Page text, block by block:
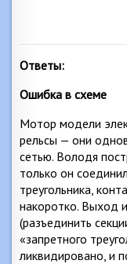
Ответы:
Ошибка в схеме
Мотор модели
рельсы — они
сетью. Володя
только он
треугольника,
накоротко. Выход
(разъединить
«запретного
ликвидировано, и